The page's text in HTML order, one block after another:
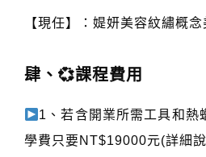
【現任】：媞妍美容紋繡概
肆、💞課程費用
1、若含開業所需工具和熱
學費只要NT$19000元(詳細